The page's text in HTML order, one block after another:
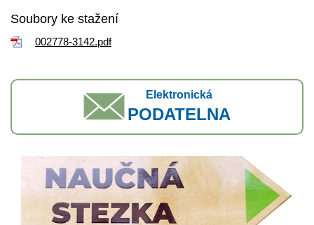
Soubory ke stažení
002778-3142.pdf
Elektronická
PODATELNA